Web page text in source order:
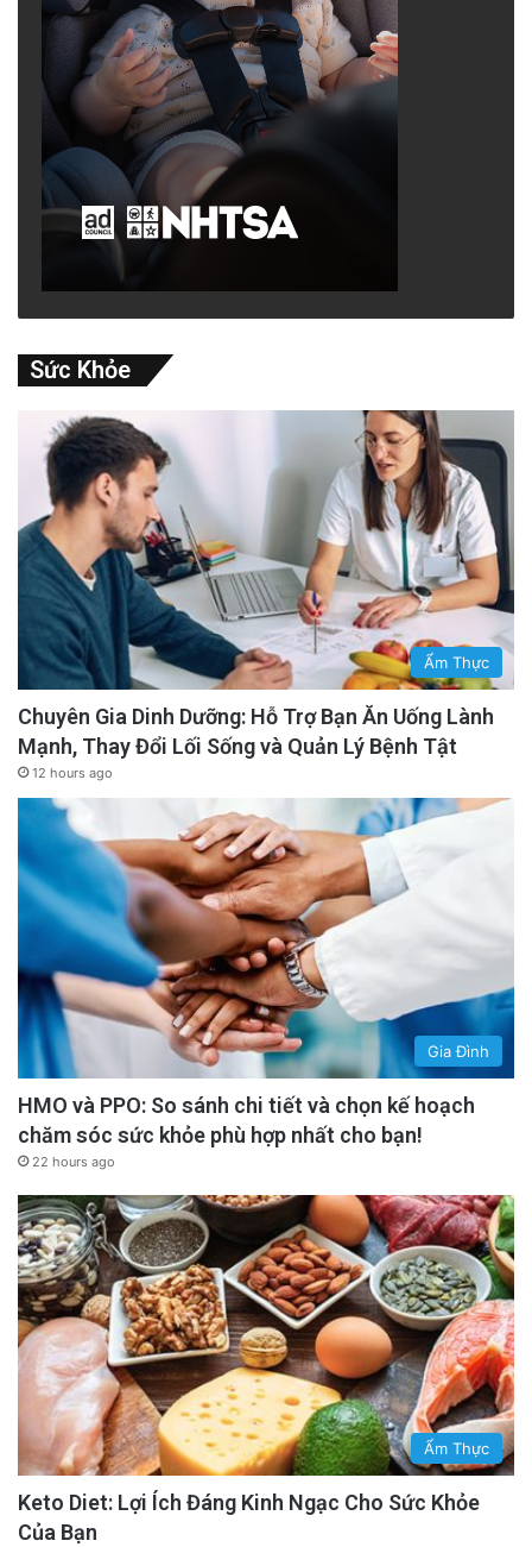
Sức Khỏe
Ẩm Thực
Chuyên Gia Dinh Dưỡng: Hỗ Trợ Bạn Ăn Uống Lành
Mạnh, Thay Đổi Lối Sống và Quản Lý Bệnh Tật
12 hours ago
Gia Đình
HMO và PPO: So sánh chi tiết và chọn kế hoạch
chăm sóc sức khỏe phù hợp nhất cho bạn!
22 hours ago
Ẩm Thực
Keto Diet: Lợi Ích Đáng Kinh Ngạc Cho Sức Khỏe
Của Bạn